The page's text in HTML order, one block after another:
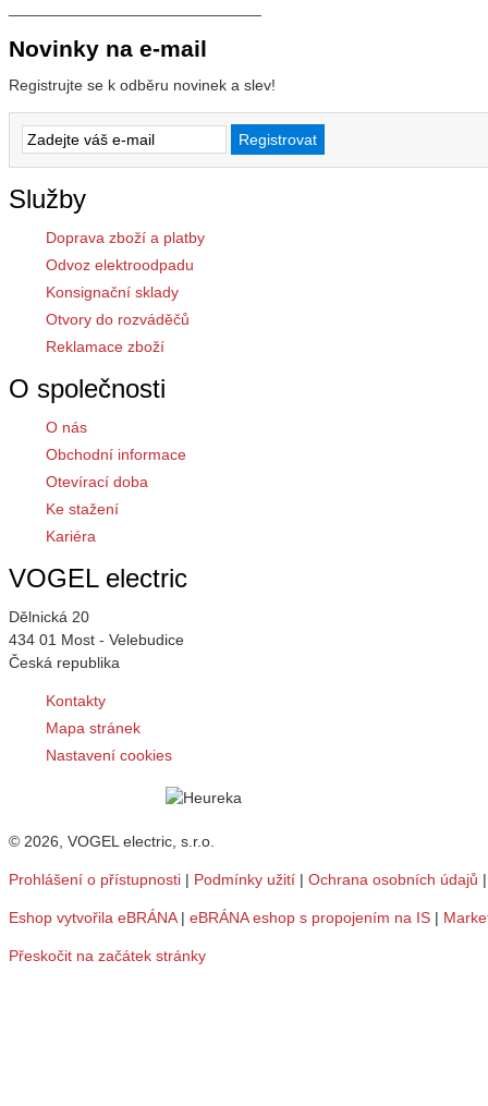
Novinky na e-mail
Registrujte se k odběru novinek a slev!
Služby
Doprava zboží a platby
Odvoz elektroodpadu
Konsignační sklady
Otvory do rozváděčů
Reklamace zboží
O společnosti
O nás
Obchodní informace
Otevírací doba
Ke stažení
Kariéra
VOGEL electric
Dělnická 20
434 01 Most - Velebudice
Česká republika
Kontakty
Mapa stránek
Nastavení cookies
© 2026, VOGEL electric, s.r.o.
Prohlášení o přístupnosti | Podmínky užití | Ochrana osobních údajů
Eshop vytvořila eBRÁNA| eBRÁNA eshop s propojením na IS |
Přeskočit na začátek stránky